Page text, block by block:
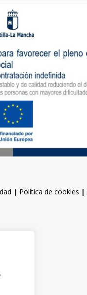
| Política de cookies |